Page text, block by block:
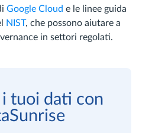
Google Cloud e le linee guida
NIST, che possono aiutare a
in settori regolati.
i tuoi dati con